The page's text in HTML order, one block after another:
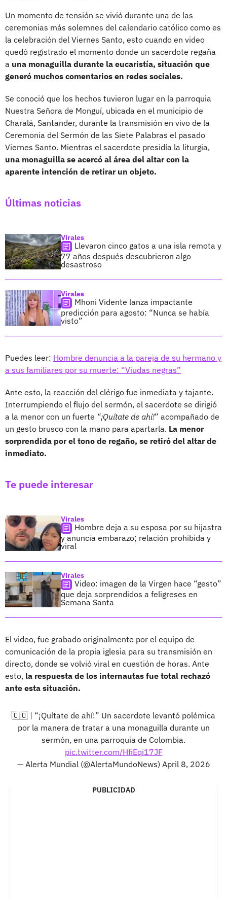
Un momento de tensión se vivió durante una de las
ceremonias más solemnes del calendario católico como es
la celebración del Viernes Santo, esto cuando en video
quedó registrado el momento donde un sacerdote regaña
a una monaguilla durante la eucaristía, situación que
generó muchos comentarios en redes sociales.
Se conoció que los hechos tuvieron lugar en la parroquia
Nuestra Señora de Monguí, ubicada en el municipio de
Charalá, Santander, durante la transmisión en vivo de la
Ceremonia del Sermón de las Siete Palabras el pasado
Viernes Santo. Mientras el sacerdote presidía la liturgia,
una monaguilla se acercó al área del altar con la
aparente intención de retirar un objeto.
Últimas noticias
Virales
Llevaron cinco gatos a una isla remota y
77 años después descubrieron algo
desastroso
Virales
Mhoni Vidente lanza impactante
predicción para agosto: “Nunca se había
visto”
Puedes leer: Hombre denuncia a la pareja de su hermano y
a sus familiares por su muerte: “Viudas negras”
Ante esto, la reacción del clérigo fue inmediata y tajante.
Interrumpiendo el flujo del sermón, el sacerdote se dirigió
a la menor con un fuerte “¡Quítate de ahí!” acompañado de
un gesto brusco con la mano para apartarla. La menor
sorprendida por el tono de regaño, se retiró del altar de
inmediato.
Te puede interesar
Virales
Hombre deja a su esposa por su hijastra
y anuncia embarazo; relación prohibida y
viral
Virales
Video: imagen de la Virgen hace “gesto”
que deja sorprendidos a feligreses en
Semana Santa
El video, fue grabado originalmente por el equipo de
comunicación de la propia iglesia para su transmisión en
directo, donde se volvió viral en cuestión de horas. Ante
esto, la respuesta de los internautas fue total rechazó
ante esta situación.
🇨🇴 | “¡Quítate de ahí!” Un sacerdote levantó polémica
por la manera de tratar a una monaguilla durante un
sermón, en una parroquia de Colombia.
pic.twitter.com/HfiEqi17JF
— Alerta Mundial (@AlertaMundoNews) April 8, 2026
PUBLICIDAD